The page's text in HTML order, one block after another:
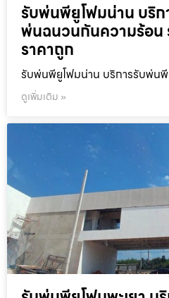
รับพ่นพียูโฟมน่าน บริ
พ่นฉนวนกันความร้อน
ราคาถูก
รับพ่นพียูโฟมน่าน บริการรับพ่น
ดูเพิ่มเติม »